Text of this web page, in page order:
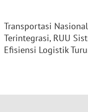
Transportasi
Terintegrasi, RUU
Efisiensi Logistik